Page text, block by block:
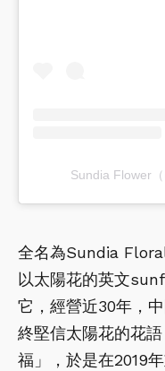
Sundia Flower
全名為Sundia
以太陽花的英文
它，經營近30年，
終堅信太陽花的花
福」，於是在2019